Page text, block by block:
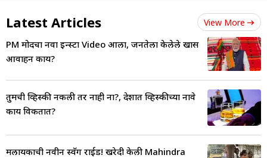
Latest Articles View More
PM मोदींचा नवा इन्स्टा Video आला, जनतेला केलेले खास
आवाहन काय?
तुमची व्हिस्की नकली तर नाही ना?, देशात व्हिस्कीच्या नावे
काय विकतात?
मलायकाची नवीन स्वॅग राईड! खरेदी केली Mahindra